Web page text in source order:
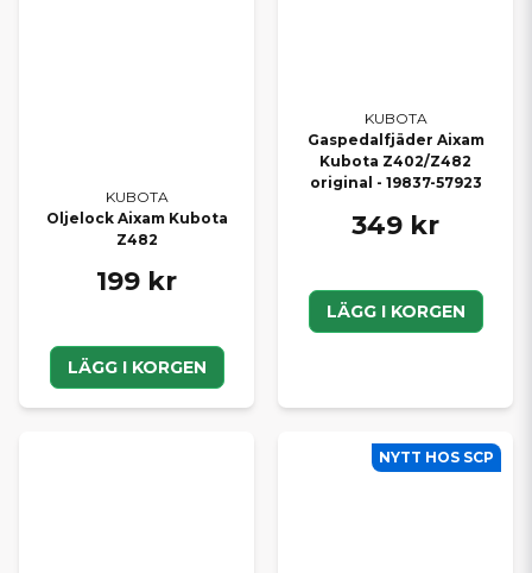
KUBOTA
Oljelock Aixam Kubota
Z482
199 kr
LÄGG I KORGEN
KUBOTA
Gaspedalfjäder Aixam
Kubota Z402/Z482
original - 19837-57923
349 kr
LÄGG I KORGEN
NYTT HOS SCP